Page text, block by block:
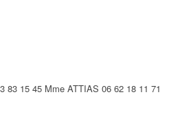
83 15 45 Mme ATTIAS 06 62 18 11 71